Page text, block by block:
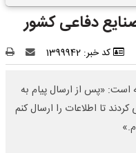
دفاعی کشور
کد خبر: 1399942
است: «پس از ارسال پیام به
تا اطلاعات را ارسال کنم